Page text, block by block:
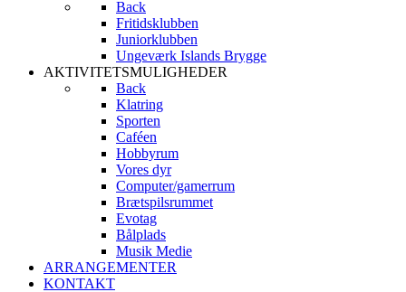
Back
Fritidsklubben
Juniorklubben
Ungeværk Islands Brygge
AKTIVITETSMULIGHEDER
Back
Klatring
Sporten
Caféen
Hobbyrum
Vores dyr
Computer/gamerrum
Brætspilsrummet
Evotag
Bålplads
Musik Medie
ARRANGEMENTER
KONTAKT